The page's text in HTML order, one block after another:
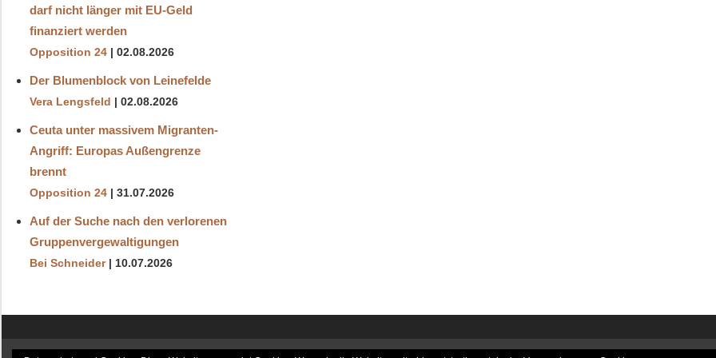
darf nicht länger mit EU-Geld
finanziert werden
Opposition 24 02.08.2026
Der Blumenblock von Leinefelde
Vera Lengsfeld 02.08.2026
Ceuta unter massivem Migranten-
Angriff: Europas Außengrenze
brennt
Opposition 24 31.07.2026
Auf der Suche nach den verlorenen
Gruppenvergewaltigungen
Bei Schneider 10.07.2026
6. August 2026 / 13:45